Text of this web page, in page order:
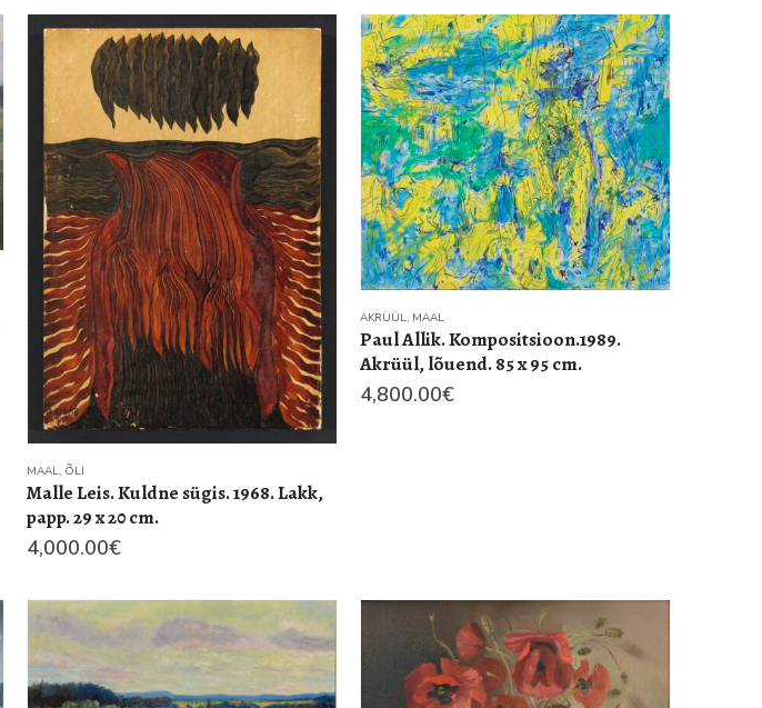
MAAL, ÕLI
Malle Leis. Kuldne sügis. 1968. Lakk,
papp. 29 x 20 cm.
4,000.00€
AKRÜÜL, MAAL
Paul Allik. Kompositsioon.1989.
Akrüül, lõuend. 85 x 95 cm.
4,800.00€